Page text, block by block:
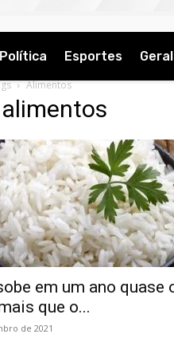
Política Esportes Geral
Alimentos
em um ano quase
que o...
de 2021